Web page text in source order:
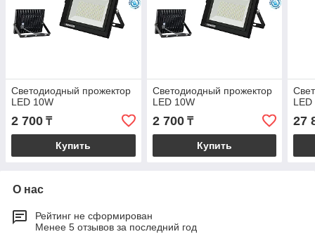
Светодиодный прожектор
LED 10W
2 700 ₸
Купить
Светодиодный прожектор
LED 10W
2 700₸
Купить
27
О нас
Рейтинг не сформирован
Менее 5 отзывов за последний год